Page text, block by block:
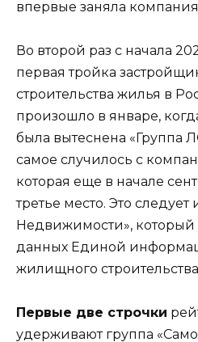
впервые заняла
Во второй раз с начала
первая тройка
строительства жилья в
произошло в январе,
была вытеснена «Группа
самое случилось с
которая еще в начале
третье место. Это
Недвижимости», который
данных Единой
жилищного
Первые две строчки
удерживают группа